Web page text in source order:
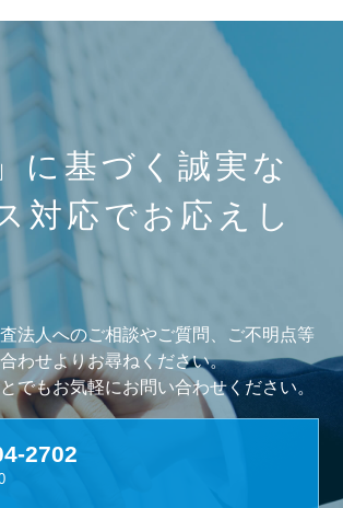
に基づく誠実な
対応でお応えし
法人へのご相談やご質問、ご不明点等
わせよりお尋ねください。
でもお気軽にお問い合わせください。
2702